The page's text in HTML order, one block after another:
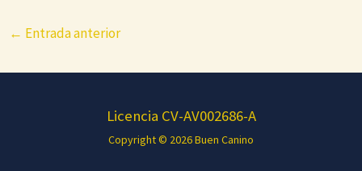
← Entrada anterior
Licencia CV-AV002686-A
Copyright © 2026 Buen Canino